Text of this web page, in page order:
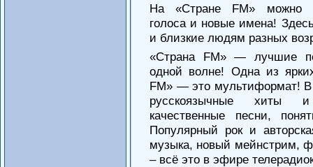
На «Стране FM» можно
голоса и новые имена!
и близкие людям разных
«Страна FM» — лучшие
одной волне! Одна из
FM» — это мультиформат! В
русскоязычные хиты
качественные песни,
Популярный рок и
музыка, новый мейнстрим,
– всё это в эфире